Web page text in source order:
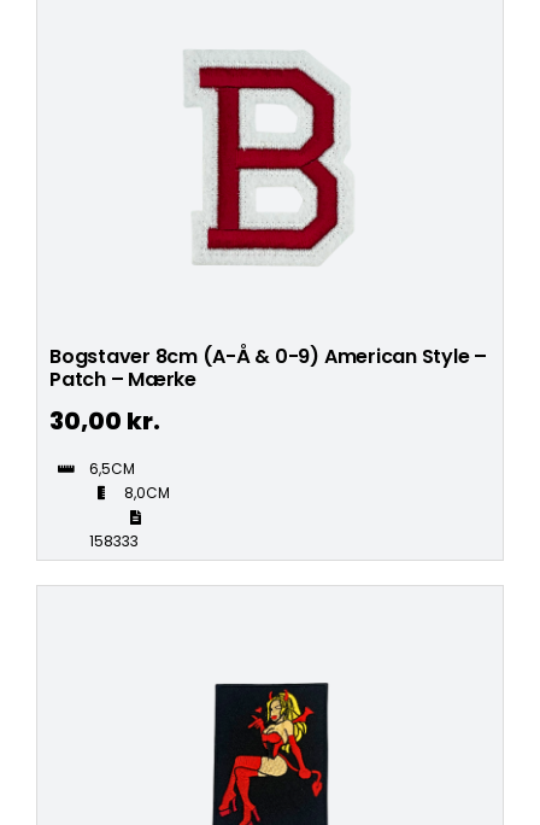
Bogstaver 8cm (A-Å & 0-9) American Style –
Patch – Mærke
30,00 kr.
6,5CM
8,0CM
158333